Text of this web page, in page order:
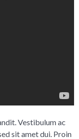
Vestibulum ac
sit amet dui. Proin